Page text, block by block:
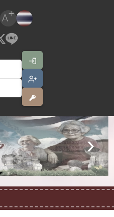
A+
รณ บดินทรเทพยวรางกูร